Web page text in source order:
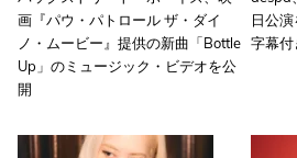
画『パウ・パトロール ザ・ダイ
ノ・ムービー』提供の新曲「Bottle
Up」のミュージック・ビデオを公
開
日公
字幕付